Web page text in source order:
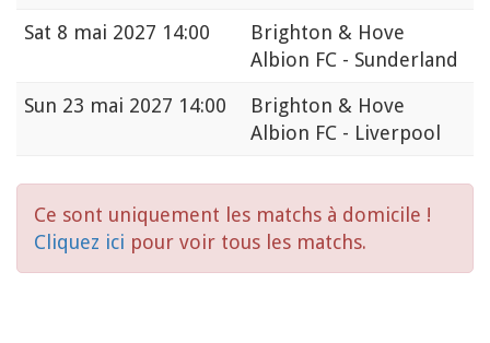
Sat 8 mai 2027 14:00
Brighton & Hove
Albion FC - Sunderland
Sun 23 mai 2027 14:00
Brighton & Hove
Albion FC - Liverpool
Ce sont uniquement les matchs à domicile !
Cliquez ici pour voir tous les matchs.